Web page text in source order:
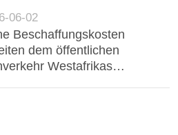
06-02
Beschaffungskosten
dem öffentlichen
Westafrikas